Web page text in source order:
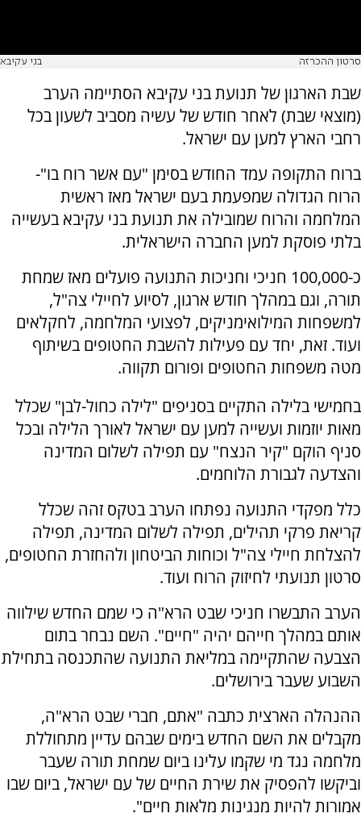
סרטון ההכרזה בני עקיבא
שבת הארגון של תנועת בני עקיבא הסתיימה הערב
(מוצאי שבת) לאחר חודש של עשיה מסביב לשעון בכל
רחבי הארץ למען עם ישראל.
ברוח התקופה עמד החודש בסימן "עם אשר רוח בו"-
הרוח הגדולה שמפעמת בעם ישראל מאז ראשית
המלחמה והרוח שמובילה את תנועת בני עקיבא בעשייה
בלתי פוסקת למען החברה הישראלית.
כ-100,000 חניכי וחניכות התנועה פועלים מאז שמחת
תורה, וגם במהלך חודש ארגון, לסיוע לחיילי צה"ל,
למשפחות המילואימניקים, לפצועי המלחמה, לחקלאים
ועוד. זאת, יחד עם פעילות להשבת החטופים בשיתוף
מטה משפחות החטופים ופורום תקווה.
בחמישי בלילה התקיים בסניפים "לילה כחול-לבן" שכלל
מאות יוזמות ועשייה למען עם ישראל לאורך הלילה ובכל
סניף הוקם "קיר הנצח" עם תפילה לשלום המדינה
והצדעה לגבורת הלוחמים.
כלל מפקדי התנועה נפתחו הערב בטקס זהה שכלל
קריאת פרקי תהילים, תפילה לשלום המדינה, תפילה
להצלחת חיילי צה"ל וכוחות הביטחון ולהחזרת החטופים,
סרטון תנועתי לחיזוק הרוח ועוד.
הערב התבשרו חניכי שבט הרא"ה כי שמם החדש שילווה
אותם במהלך חייהם יהיה "חיים". השם נבחר בתום
הצבעה שהתקיימה במליאת התנועה שהתכנסה בתחילת
השבוע שעבר בירושלים.
ההנהלה הארצית כתבה "אתם, חברי שבט הרא"ה,
מקבלים את השם החדש בימים שבהם עדיין מתחוללת
מלחמה נגד מי שקמו עלינו ביום שמחת תורה שעבר
וביקשו להפסיק את שירת החיים של עם ישראל, ביום שבו
אמורות להיות מנגינות מלאות חיים".